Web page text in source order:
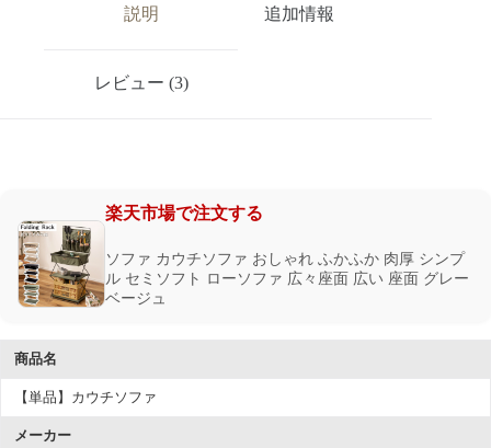
説明 追加情報
レビュー (3)
楽天市場で注文する
ソファ カウチソファ おしゃれ ふかふか 肉厚 シンプ
ル セミソフト ローソファ 広々座面 広い 座面 グレー
ベージュ
商品名
【単品】カウチソファ
メーカー